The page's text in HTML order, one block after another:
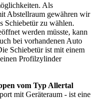
Als
Abstellraum gewähren wir
Schiebetür zu wählen.
werden müsste, kann
bei vorhandenen Auto
Schiebetür ist mit einem
Profilzylinder
vom Typ Allertal
mit Geräteraum - ist eine